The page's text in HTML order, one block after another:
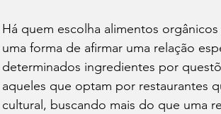
Há quem escolha alimentos
uma forma de afirmar uma relação
determinados ingredientes por
aqueles que optam por restaurantes
cultural, buscando mais do que uma